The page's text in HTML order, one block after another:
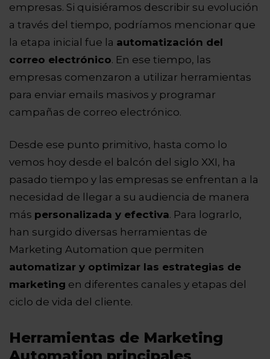
empresas. Si quisiéramos describir su evolución
a través del tiempo, podríamos mencionar que
la etapa inicial fue la automatización del
correo electrónico. En ese tiempo, las
empresas comenzaron a utilizar herramientas
para enviar emails masivos y programar
campañas de correo electrónico.
Desde ese punto primitivo, hasta como lo
vemos hoy desde el balcón del siglo XXI, ha
pasado tiempo y las empresas se enfrentan a la
necesidad de llegar a su audiencia de manera
más personalizada y efectiva. Para lograrlo,
han surgido diversas herramientas de
Marketing Automation que permiten
automatizar y optimizar las estrategias de
marketing en diferentes canales y etapas del
ciclo de vida del cliente.
Herramientas de Marketing
Automation principales